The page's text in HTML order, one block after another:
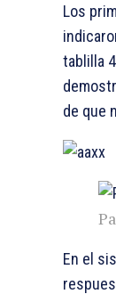
Los
tablilla
de que
En el